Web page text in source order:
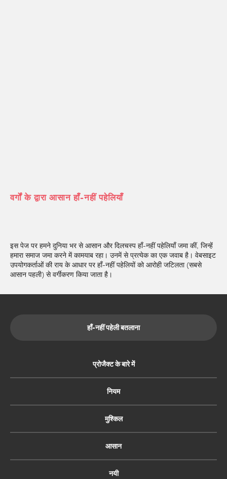
वर्गों के द्वारा आसान हाँ-नहीं पहेलियाँ
इस पेज पर हमने दुनिया भर से आसान और दिलचस्प हाँ-नहीं पहेलियाँ जमा कीं, जिन्हें
हमारा समाज जमा करने में कामयाब रहा। उनमें से प्रत्येक का एक जवाब है। वेबसाइट
उपयोगकर्ताओं की राय के आधार पर हाँ-नहीं पहेलियों को आरोही जटिलता (सबसे
आसान पहली) से वर्गीकरण किया जाता है।
हाँ-नहीं पहेली बतलाना
प्रोजैक्ट के बारे में
नियम
मुश्किल
आसान
नयी